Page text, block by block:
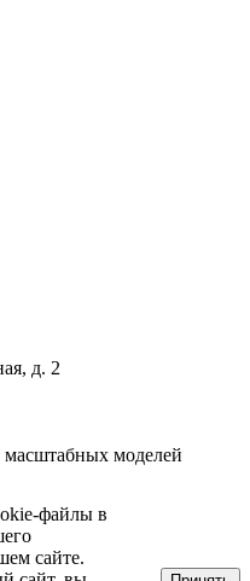
д. 2
моделей
файлы в
сайте.